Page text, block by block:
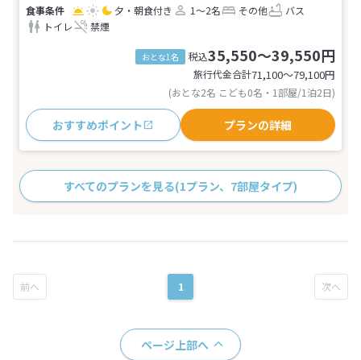
夕・朝食付き 1～2名 その他
バス
トイレ
禁煙
おとな1名 税込35,550～39,550円
旅行代金合計71,100〜79,100円
(おとな2名 こども0名・1部屋/1泊2日)
おすすめポイント プランの詳細
すべてのプランを見る(1プラン、7部屋タイプ)
1
ページ上部へ